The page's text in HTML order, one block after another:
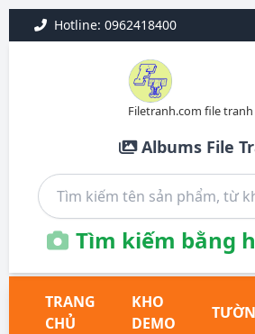
Hotline: 0962418400
Filetranh.com file
Albums File
Tìm kiếm bằng
TRANG
CHỦ
KHO
DEMO